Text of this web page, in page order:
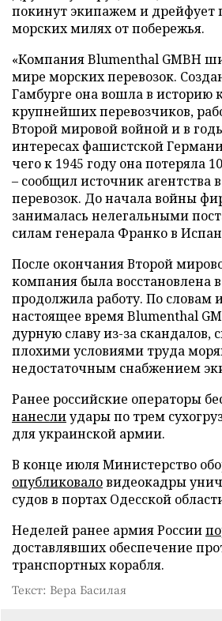
покинут экипажем и дрейфует
морских милях от побережья.
«Компания Blumenthal GMBH
мире морских перевозок.
Гамбурге она вошла в историю
крупнейших перевозчиков,
Второй мировой войной и в
интересах фашистской
чего к 1945 году она потеряла
– сообщил источник агентства
перевозок. До начала войны
занималась нелегальными
силам генерала Франко в
После окончания Второй
компания была восстановлена
продолжила работу. По словам
настоящее время Blumenthal
дурную славу из-за скандалов,
плохими условиями труда
недостаточным снабжением
Ранее российские операторы
нанеслиудары по трем
для украинской армии.
В конце июля Министерство
опубликоваловидеокадры
судов в портах Одесской
Неделей ранее армия России
доставлявших обеспечение
транспортных корабля.
Текст: Вера Басилая